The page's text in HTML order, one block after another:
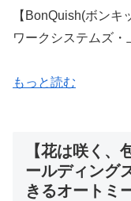
【BonQuish(ボンキ
ワークシステムズ
もっと読む
【花は咲く、
ールディング
きるオートミ